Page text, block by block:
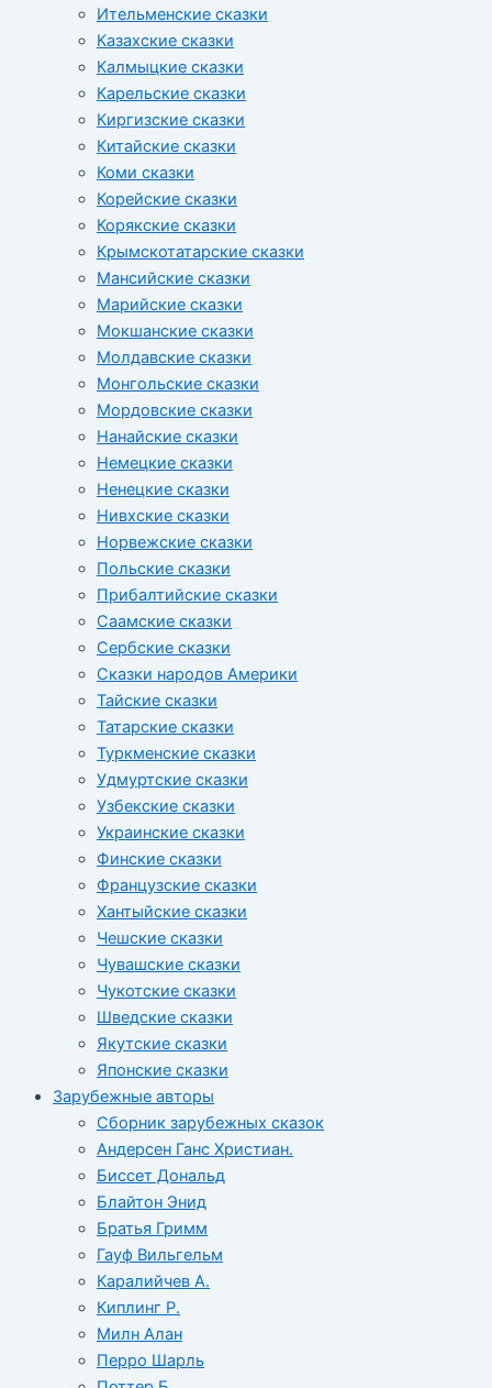
Ительменские сказки
Казахские сказки
Калмыцкие сказки
Карельские сказки
Киргизские сказки
Китайские сказки
Коми сказки
Корейские сказки
Корякские сказки
Крымскотатарские сказки
Мансийские сказки
Марийские сказки
Мокшанские сказки
Молдавские сказки
Монгольские сказки
Мордовские сказки
Нанайские сказки
Немецкие сказки
Ненецкие сказки
Нивхские сказки
Норвежские сказки
Польские сказки
Прибалтийские сказки
Cаамские сказки
Сербские сказки
Сказки народов Америки
Тайские сказки
Татарские сказки
Туркменские сказки
Удмуртские сказки
Узбекские сказки
Украинские сказки
Финские сказки
Французские сказки
Хантыйские сказки
Чешские сказки
Чувашские сказки
Чукотские сказки
Шведские сказки
Якутские сказки
Японские сказки
Зарубежные авторы
Сборник зарубежных сказок
Андерсен Ганс Христиан.
Биссет Дональд
Блайтон Энид
Братья Гримм
Гауф Вильгельм
Каралийчев А.
Киплинг Р.
Милн Алан
Перро Шарль